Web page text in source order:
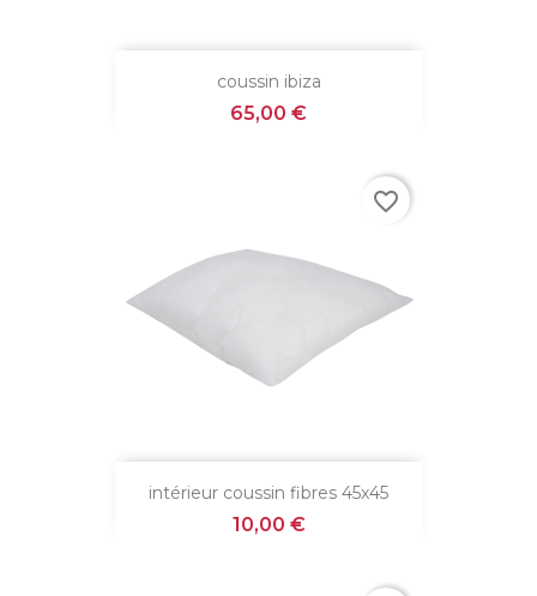
coussin ibiza
Prix
65,00 €
intérieur coussin fibres 45x45
Prix
10,00 €
favorite_border